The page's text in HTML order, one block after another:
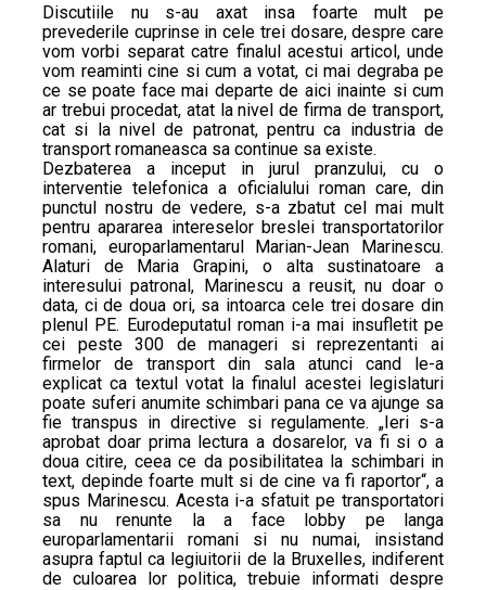
Discutiile nu s-au axat insa foarte mult pe
prevederile cuprinse in cele trei dosare, despre care
vom vorbi separat catre finalul acestui articol, unde
vom reaminti cine si cum a votat, ci mai degraba pe
ce se poate face mai departe de aici inainte si cum
ar trebui procedat, atat la nivel de firma de transport,
cat si la nivel de patronat, pentru ca industria de
transport romaneasca sa continue sa existe.
Dezbaterea a inceput in jurul pranzului, cu o
interventie telefonica a oficialului roman care, din
punctul nostru de vedere, s-a zbatut cel mai mult
pentru apararea intereselor breslei transportatorilor
romani, europarlamentarul Marian-Jean Marinescu.
Alaturi de Maria Grapini, o alta sustinatoare a
interesului patronal, Marinescu a reusit, nu doar o
data, ci de doua ori, sa intoarca cele trei dosare din
plenul PE. Eurodeputatul roman i-a mai insufletit pe
cei peste 300 de manageri si reprezentanti ai
firmelor de transport din sala atunci cand le-a
explicat ca textul votat la finalul acestei legislaturi
poate suferi anumite schimbari pana ce va ajunge sa
fie transpus in directive si regulamente. „Ieri s-a
aprobat doar prima lectura a dosarelor, va fi si o a
doua citire, ceea ce da posibilitatea la schimbari in
text, depinde foarte mult si de cine va fi raportor“, a
spus Marinescu. Acesta i-a sfatuit pe transportatori
sa nu renunte la a face lobby pe langa
europarlamentarii romani si nu numai, insistand
asupra faptul ca legiuitorii de la Bruxelles, indiferent
de culoarea lor politica, trebuie informati despre